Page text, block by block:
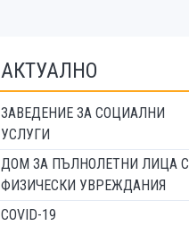
АКТУАЛНО
ЗАВЕДЕНИЕ ЗА СОЦИАЛНИ
УСЛУГИ
ДОМ ЗА ПЪЛНОЛЕТНИ ЛИЦА С
ФИЗИЧЕСКИ УВРЕЖДАНИЯ
COVID-19